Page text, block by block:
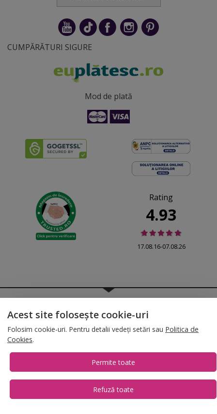
CUMPĂRĂTURI SIGURE
Mod de plată
Rating
4.93
17.08.16-07.08.26
• Termene și condiții•Gestionează preferințe cookies
T:+4 0754.069.667
Acest site folosește cookie-uri
Folosim cookie-uri. Pentru detalii vedeți setări sau Politica de
Cookies.
Permite toate
Refuză toate